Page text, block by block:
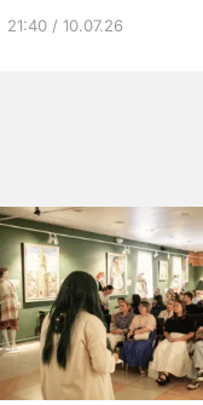
21:40 / 10.07.26